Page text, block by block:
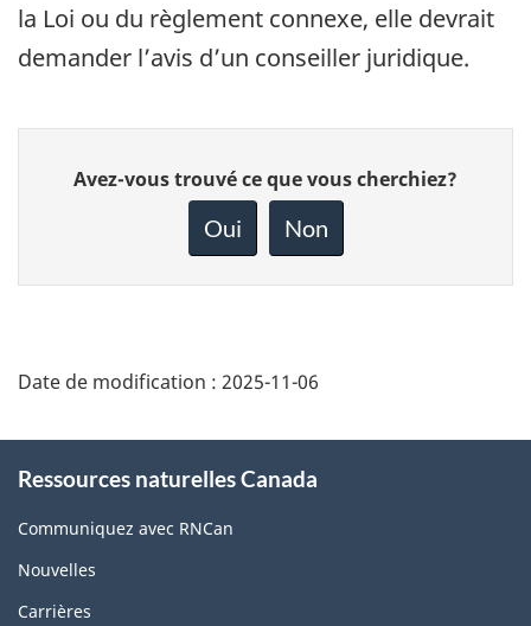
la Loi ou du règlement connexe, elle devrait
demander l’avis d’un conseiller juridique.
Donnez
votre
page
Avez-vous trouvé ce que vous cherchiez?
Oui Non
Date de modification : 2025-11-06
this
site
Ressources naturelles Canada
Communiquez avec RNCan
Nouvelles
Carrières